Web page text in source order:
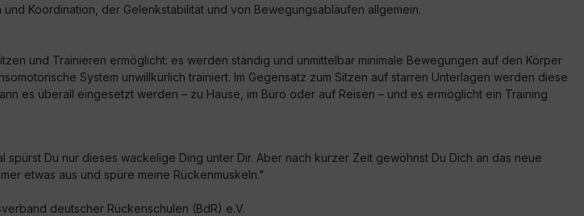
Koordination, der Gelenkstabilität und von Bewegungsabläufen allgemein.
und Trainieren ermöglicht: es werden ständig und unmittelbar minimale Bewegungen auf den Körper
System unwillkürlich trainiert. Im Gegensatz zum Sitzen auf starren Unterlagen werden diese
es überall eingesetzt werden – zu Hause, im Büro oder auf Reisen – und es ermöglicht ein Training
Du nur dieses wackelige Ding unter Dir. Aber nach kurzer Zeit gewöhnst Du Dich an das neue
etwas aus und spüre meine Rückenmuskeln."
deutscher Rückenschulen (BdR) e.V.